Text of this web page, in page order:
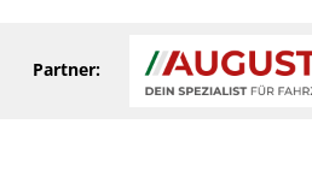
Partner: